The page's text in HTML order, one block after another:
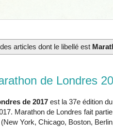
articles dont le libellé est
de Londres
de 2017 est la 37e édition
Marathon de Londres fait
York, Chicago, Boston,